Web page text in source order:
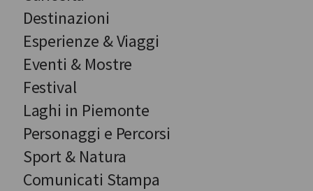
Destinazioni
Esperienze & Viaggi
Eventi & Mostre
Festival
Laghi in Piemonte
Personaggi e Percorsi
Sport & Natura
Comunicati Stampa